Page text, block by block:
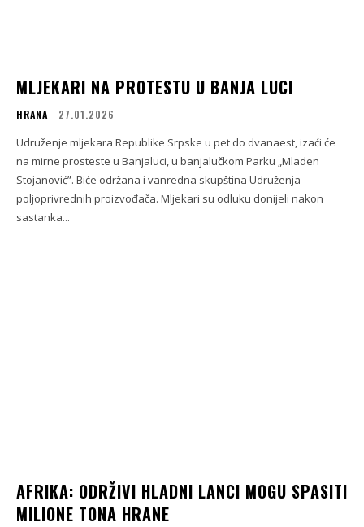
MLJEKARI NA PROTESTU U BANJA LUCI
HRANA 27.01.2026
Udruženje mljekara Republike Srpske u pet do dvanaest, izaći će
na mirne prosteste u Banjaluci, u banjalučkom Parku „Mladen
Stojanović”. Biće održana i vanredna skupština Udruženja
poljoprivrednih proizvođača. Mljekari su odluku donijeli nakon
sastanka...
AFRIKA: ODRŽIVI HLADNI LANCI MOGU SPASITI
MILIONE TONA HRANE